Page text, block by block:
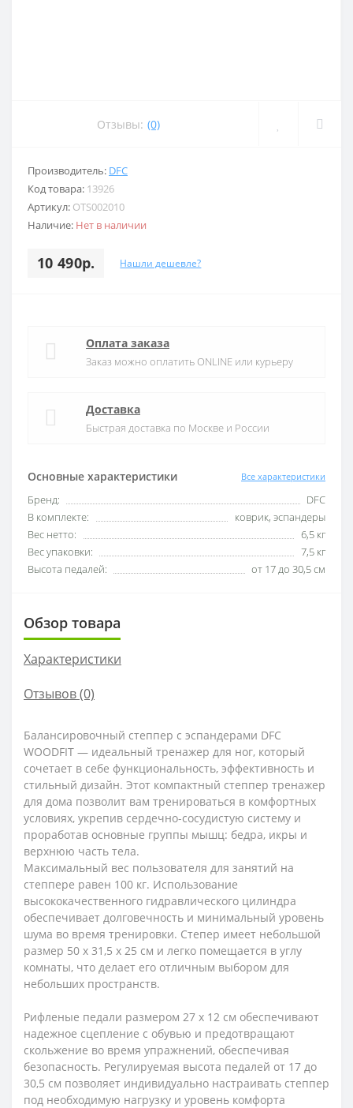
Отзывы: (0)
Производитель: DFC
Код товара: 13926
Артикул: OTS002010
Наличие: Нет в наличии
10 490р. Нашли дешевле?
Основные характеристики Все характеристики
Бренд:
DFC
В комплекте:
коврик, эспандеры
Вес нетто:
6,5 кг
Вес упаковки:
7,5 кг
Высота педалей:
от 17 до 30,5 см
Оплата заказа
Заказ можно оплатить ONLINE или курьеру
Доставка
Быстрая доставка по Москве и России
Обзор товара
Характеристики
Отзывов (0)
Балансировочный степпер с эспандерами DFC
WOODFIT — идеальный тренажер для ног, который
сочетает в себе функциональность, эффективность и
стильный дизайн. Этот компактный степпер тренажер
для дома позволит вам тренироваться в комфортных
условиях, укрепив сердечно-сосудистую систему и
проработав основные группы мышц: бедра, икры и
верхнюю часть тела.
Максимальный вес пользователя для занятий на
степпере равен 100 кг. Использование
высококачественного гидравлического цилиндра
обеспечивает долговечность и минимальный уровень
шума во время тренировки. Степер имеет небольшой
размер 50 x 31,5 x 25 см и легко помещается в углу
комнаты, что делает его отличным выбором для
небольших пространств.
Рифленые педали размером 27 x 12 см обеспечивают
надежное сцепление с обувью и предотвращают
скольжение во время упражнений, обеспечивая
безопасность. Регулируемая высота педалей от 17 до
30,5 см позволяет индивидуально настраивать степпер
под необходимую нагрузку и уровень комфорта